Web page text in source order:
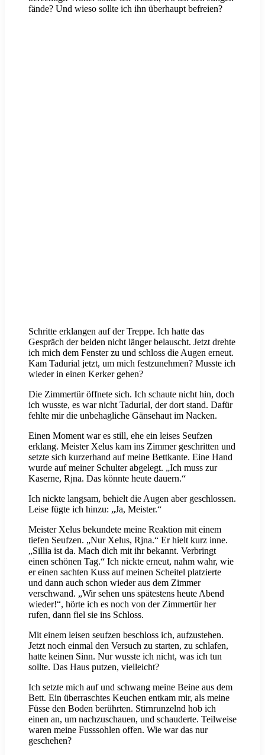
fände? Und wieso sollte ich ihn überhaupt befreien?
Schritte erklangen auf der Treppe. Ich hatte das
Gespräch der beiden nicht länger belauscht. Jetzt drehte
ich mich dem Fenster zu und schloss die Augen erneut.
Kam Tadurial jetzt, um mich festzunehmen? Musste ich
wieder in einen Kerker gehen?
Die Zimmertür öffnete sich. Ich schaute nicht hin, doch
ich wusste, es war nicht Tadurial, der dort stand. Dafür
fehlte mir die unbehagliche Gänsehaut im Nacken.
Einen Moment war es still, ehe ein leises Seufzen
erklang. Meister Xelus kam ins Zimmer geschritten und
setzte sich kurzerhand auf meine Bettkante. Eine Hand
wurde auf meiner Schulter abgelegt. „Ich muss zur
Kaserne, Rjna. Das könnte heute dauern.“
Ich nickte langsam, behielt die Augen aber geschlossen.
Leise fügte ich hinzu: „Ja, Meister.“
Meister Xelus bekundete meine Reaktion mit einem
tiefen Seufzen. „Nur Xelus, Rjna.“ Er hielt kurz inne.
„Sillia ist da. Mach dich mit ihr bekannt. Verbringt
einen schönen Tag.“ Ich nickte erneut, nahm wahr, wie
er einen sachten Kuss auf meinen Scheitel platzierte
und dann auch schon wieder aus dem Zimmer
verschwand. „Wir sehen uns spätestens heute Abend
wieder!“, hörte ich es noch von der Zimmertür her
rufen, dann fiel sie ins Schloss.
Mit einem leisen seufzen beschloss ich, aufzustehen.
Jetzt noch einmal den Versuch zu starten, zu schlafen,
hatte keinen Sinn. Nur wusste ich nicht, was ich tun
sollte. Das Haus putzen, vielleicht?
Ich setzte mich auf und schwang meine Beine aus dem
Bett. Ein überraschtes Keuchen entkam mir, als meine
Füsse den Boden berührten. Stirnrunzelnd hob ich
einen an, um nachzuschauen, und schauderte. Teilweise
waren meine Fusssohlen offen. Wie war das nur
geschehen?